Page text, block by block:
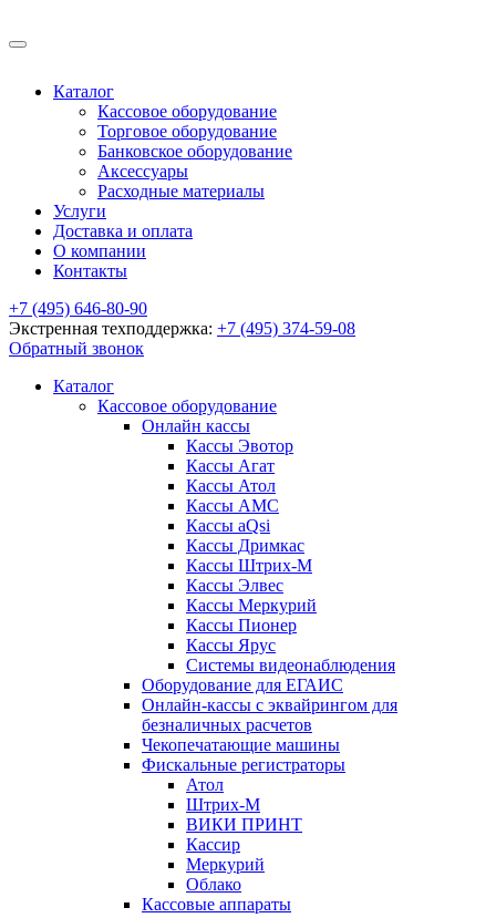
Каталог
Кассовое оборудование
Торговое оборудование
Банковское оборудование
Аксессуары
Расходные материалы
Услуги
Доставка и оплата
О компании
Контакты
+7 (495) 646-80-90
Экстренная техподдержка: +7 (495) 374-59-08
Обратный звонок
Каталог
Кассовое оборудование
Онлайн кассы
Кассы Эвотор
Кассы Агат
Кассы Атол
Кассы АМС
Кассы aQsi
Кассы Дримкас
Кассы Штрих-М
Кассы Элвес
Кассы Меркурий
Кассы Пионер
Кассы Ярус
Системы видеонаблюдения
Оборудование для ЕГАИС
Онлайн-кассы с эквайрингом для
безналичных расчетов
Чекопечатающие машины
Фискальные регистраторы
Атол
Штрих-М
ВИКИ ПРИНТ
Кассир
Меркурий
Облако
Кассовые аппараты